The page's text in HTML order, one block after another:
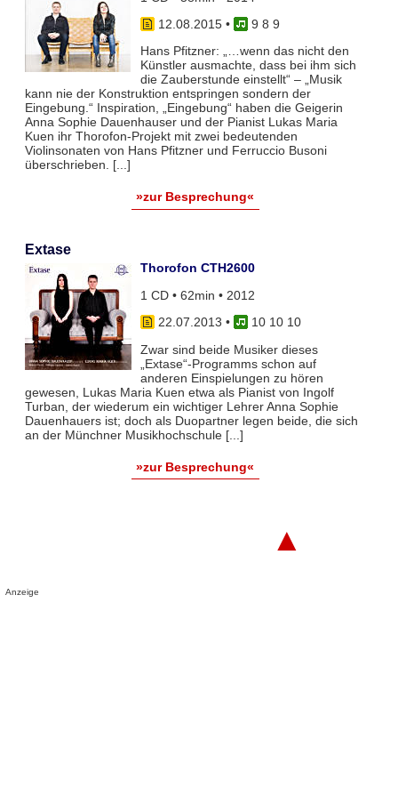
12.08.2015•
9 8 9
Hans Pfitzner: „…wenn das nicht den
Künstler ausmachte, dass bei ihm sich
die Zauberstunde einstellt“ – „Musik
kann nie der Konstruktion entspringen sondern der
Eingebung.“ Inspiration, „Eingebung“ haben die Geigerin
Anna Sophie Dauenhauser und der Pianist Lukas Maria
Kuen ihr Thorofon-Projekt mit zwei bedeutenden
Violinsonaten von Hans Pfitzner und Ferruccio Busoni
überschrieben. [...]
»zur Besprechung«
Extase
Thorofon CTH2600
1 CD • 62min • 2012
22.07.2013 •
10 10 10
Zwar sind beide Musiker dieses
„Extase“-Programms schon auf
anderen Einspielungen zu hören
gewesen, Lukas Maria Kuen etwa als Pianist von Ingolf
Turban, der wiederum ein wichtiger Lehrer Anna Sophie
Dauenhauers ist; doch als Duopartner legen beide, die sich
an der Münchner Musikhochschule [...]
»zur Besprechung«
▲
Anzeige